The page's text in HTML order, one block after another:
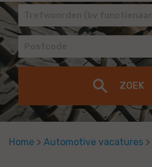
Home > Automotive vacatures >